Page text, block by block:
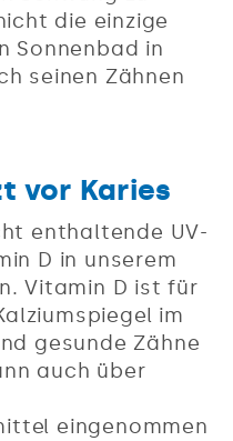
die einzige
Sonnenbad in
seinen Zähnen
vor Karies
enthaltende UV-
D in unserem
Vitamin D ist für
im
gesunde Zähne
auch über
eingenommen